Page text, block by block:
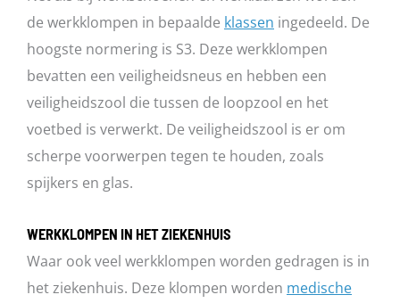
de werkklompen in bepaalde klassen ingedeeld. De
hoogste normering is S3. Deze werkklompen
bevatten een veiligheidsneus en hebben een
veiligheidszool die tussen de loopzool en het
voetbed is verwerkt. De veiligheidszool is er om
scherpe voorwerpen tegen te houden, zoals
spijkers en glas.
WERKKLOMPEN IN HET ZIEKENHUIS
Waar ook veel werkklompen worden gedragen is in
het ziekenhuis. Deze klompen worden medische